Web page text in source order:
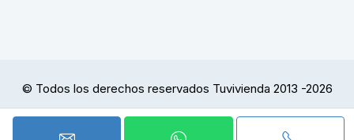
© Todos los derechos reservados Tuvivienda 2013 -2026